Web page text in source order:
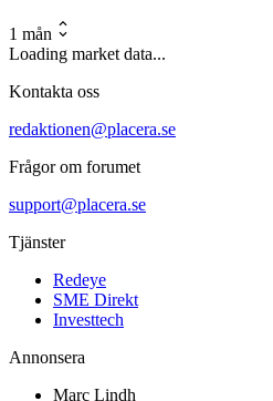
1 mån
Loading market data...
Kontakta oss
redaktionen@placera.se
Frågor om forumet
support@placera.se
Tjänster
Redeye
SME Direkt
Investtech
Annonsera
Marc Lindh